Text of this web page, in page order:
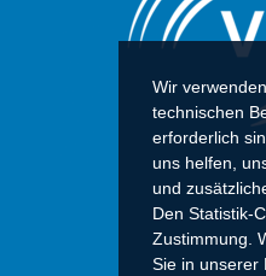
Wir
technischen
erforderlich
uns helfen,
und
Den Statistik-
Zustimmung.
Sie in unserer